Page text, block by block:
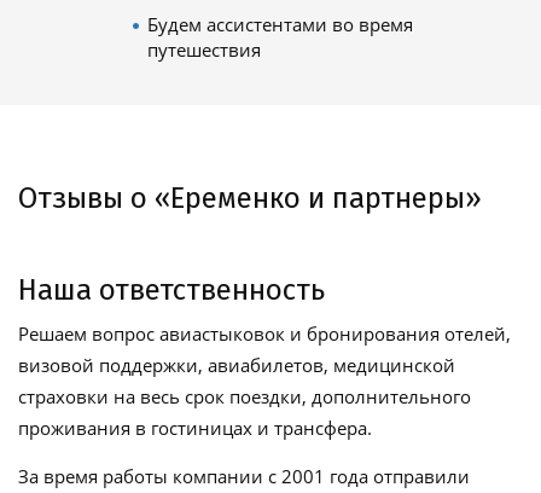
Будем ассистентами во время
путешествия
Отзывы о «Еременко и партнеры»
Наша ответственность
Решаем вопрос авиастыковок и бронирования отелей,
визовой поддержки, авиабилетов, медицинской
страховки на весь срок поездки, дополнительного
проживания в гостиницах и трансфера.
За время работы компании с 2001 года отправили